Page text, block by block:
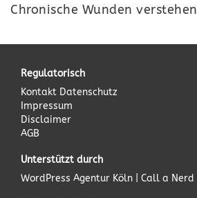
Chronische Wunden verstehen
Regulatorisch
Kontakt Datenschutz
Impressum
Disclaimer
AGB
Unterstützt durch
WordPress Agentur Köln | Call a Nerd